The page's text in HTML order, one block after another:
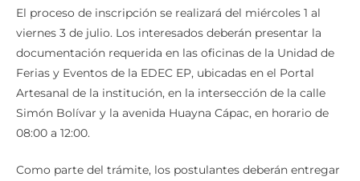
El proceso de inscripción se realizará del miércoles 1 al
viernes 3 de julio. Los interesados deberán presentar la
documentación requerida en las oficinas de la Unidad de
Ferias y Eventos de la EDEC EP, ubicadas en el Portal
Artesanal de la institución, en la intersección de la calle
Simón Bolívar y la avenida Huayna Cápac, en horario de
08:00 a 12:00.
Como parte del trámite, los postulantes deberán entregar